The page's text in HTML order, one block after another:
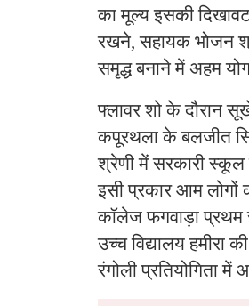
का मूल्य इसकी
रखने, सहायक भोजन
समृद्ध बनाने में अहम
फ्लावर शो के दौरान
कपूरथला के बलजीत
श्रेणी में सरकारी स्कूल
इसी प्रकार आम
कॉलेज फगवाड़ा प्रथम
उच्च विद्यालय हमीरा
रंगोली प्रतियोगिता